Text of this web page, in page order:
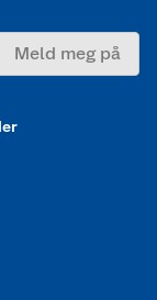
Meld meg på